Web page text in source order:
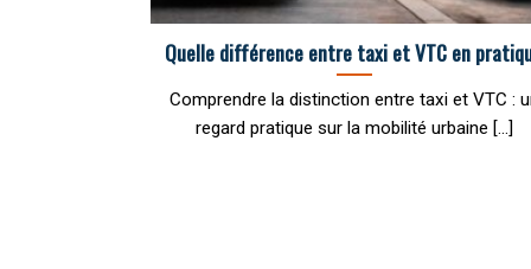
Quelle différence entre taxi et VTC en
Comprendre la distinction entre taxi et VTC :
regard pratique sur la mobilité urbaine [...]